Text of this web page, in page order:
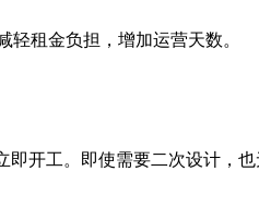
租金负担，增加运营天数。
工。即使需要二次设计，也